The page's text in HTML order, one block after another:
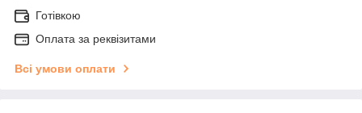
Готівкою
Оплата за реквізитами
Всі умови оплати